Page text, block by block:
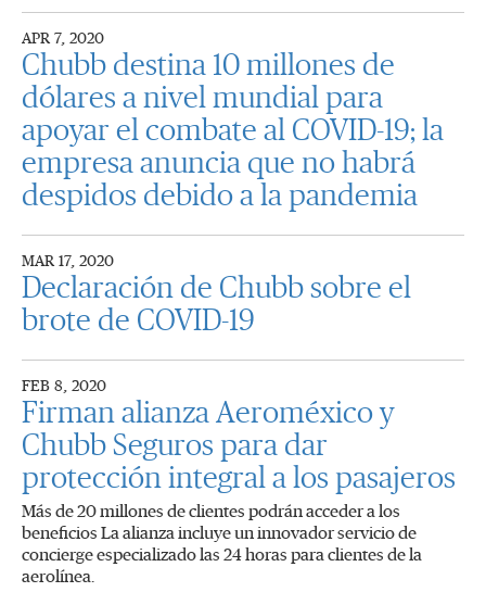
APR 7, 2020
Chubb destina 10 millones de
dólares a nivel mundial para
apoyar el combate al COVID-19; la
empresa anuncia que no habrá
despidos debido a la pandemia
MAR 17, 2020
Declaración de Chubb sobre el
brote de COVID-19
FEB 8, 2020
Firman alianza Aeroméxico y
Chubb Seguros para dar
protección integral a los pasajeros
Más de 20 millones de clientes podrán acceder a los
beneficios La alianza incluye un innovador servicio de
concierge especializado las 24 horas para clientes de la
aerolínea.